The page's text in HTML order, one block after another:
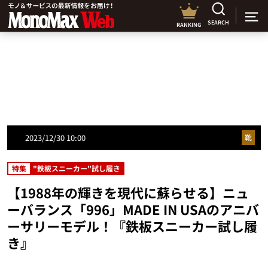
RANKING SEARCH
2023/12/30 10:00 靴
特集 "鉄板スニーカー"試し履き
【1988年の輝きを現代に蘇らせる】ニュ
ーバランス「996」MADE IN USAのアニバ
ーサリーモデル！『鉄板スニーカー試し履
き』